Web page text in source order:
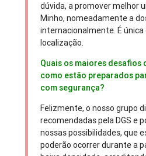
dúvida, a promover melhor
Minho, nomeadamente a
internacionalmente. É
localização.
Quais os maiores
como estão preparados
com segurança?
Felizmente, o nosso grupo
recomendadas pela DGS e
nossas possibilidades, que
poderão ocorrer durante a